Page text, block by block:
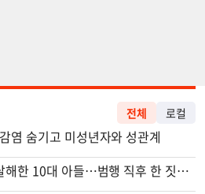
전체 로컬
염 숨기고 미성년자와 성관계
말다툼 중 엄마 흉기 살해한 10대 아들…범행 직후 한 짓 충격